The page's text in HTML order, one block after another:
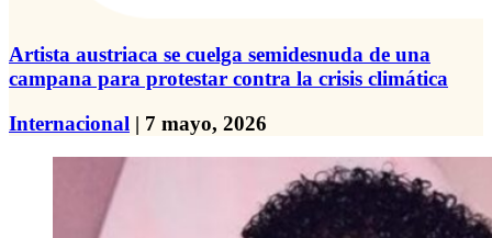
Artista austriaca se cuelga semidesnuda de una
campana para protestar contra la crisis climática
Internacional | 7 mayo, 2026